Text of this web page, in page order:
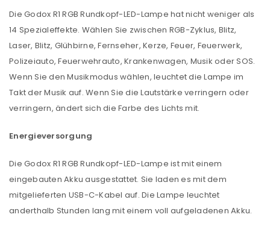
Die Godox R1 RGB Rundkopf-LED-Lampe hat nicht weniger als
14 Spezialeffekte. Wählen Sie zwischen RGB-Zyklus, Blitz,
Laser, Blitz, Glühbirne, Fernseher, Kerze, Feuer, Feuerwerk,
Polizeiauto, Feuerwehrauto, Krankenwagen, Musik oder SOS.
Wenn Sie den Musikmodus wählen, leuchtet die Lampe im
Takt der Musik auf. Wenn Sie die Lautstärke verringern oder
verringern, ändert sich die Farbe des Lichts mit.
Energieversorgung
Die Godox R1 RGB Rundkopf-LED-Lampe ist mit einem
eingebauten Akku ausgestattet. Sie laden es mit dem
mitgelieferten USB-C-Kabel auf. Die Lampe leuchtet
anderthalb Stunden lang mit einem voll aufgeladenen Akku.